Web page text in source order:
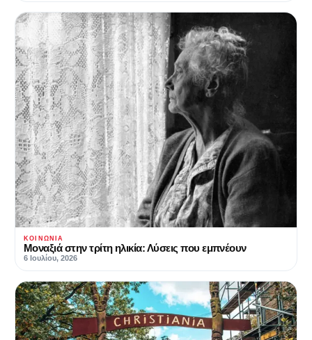
ΚΟΙΝΩΝΊΑ
Μοναξιά στην τρίτη ηλικία: Λύσεις που εμπνέουν
6 Ιουλίου, 2026